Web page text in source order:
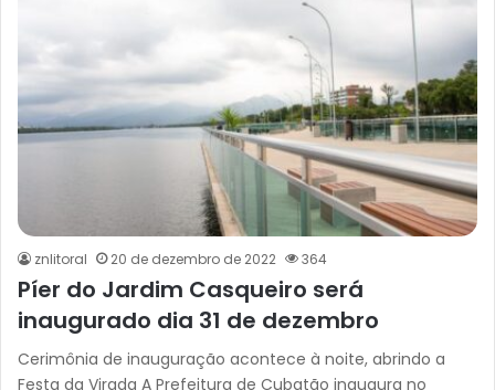
znlitoral 20 de dezembro de 2022 364
Píer do Jardim Casqueiro será
inaugurado dia 31 de dezembro
Cerimônia de inauguração acontece à noite, abrindo a
Festa da Virada A Prefeitura de Cubatão inaugura no